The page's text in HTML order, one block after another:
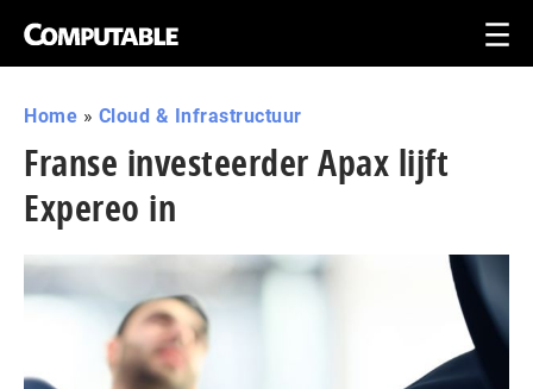
Home » Cloud & Infrastructuur
Franse investeerder Apax lijft
Expereo in